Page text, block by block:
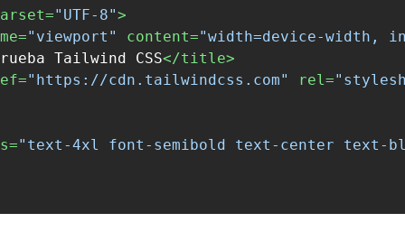
"UTF-8">
"viewport" content="width=device-width,
Tailwind CSS</title>
"https://cdn.tailwindcss.com" rel=
"text-4xl font-semibold text-center text-